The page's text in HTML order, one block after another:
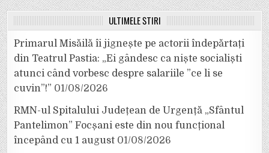
ULTIMELE ȘTIRI
Primarul Misăilă îi jignește pe actorii îndepărtați
din Teatrul Pastia: „Ei gândesc ca niște socialiști
atunci când vorbesc despre salariile ”ce li se
cuvin”!” 01/08/2026
RMN-ul Spitalului Județean de Urgență „Sfântul
Pantelimon” Focșani este din nou funcțional
începând cu 1 august 01/08/2026